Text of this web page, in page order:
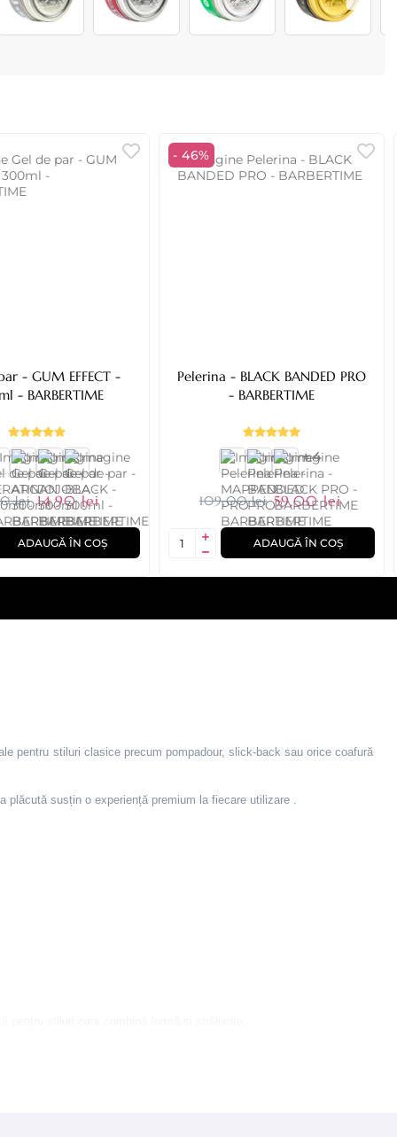
- GUM EFFECT -
- BARBERTIME
lei 14,90 lei
ADAUGĂ ÎN COȘ
- 46%
Pelerina - BLACK BANDED PRO
- BARBERTIME
+ 4
109,00 lei 59,00 lei
ADAUGĂ ÎN COȘ
pentru stiluri clasice precum pompadour, slick-back sau orice coafură
susțin o experiență premium la fiecare utilizare.
Diol, Iodopropynyl Butylcarbamate, Benzyl Salicylate, Linalool,